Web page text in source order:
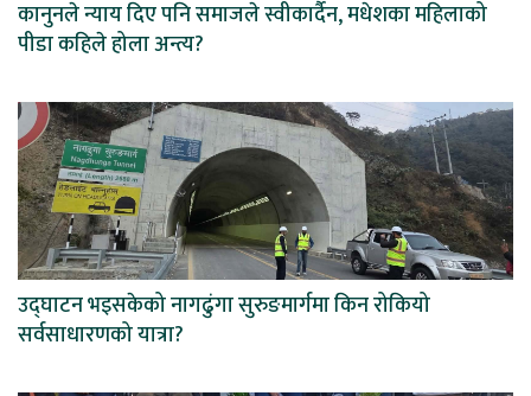
कानुनले न्याय दिए पनि समाजले स्वीकार्दैन, मधेशका महिलाको
पीडा कहिले होला अन्त्य?
उद्घाटन भइसकेको नागढुंगा सुरुङमार्गमा किन रोकियो
सर्वसाधारणको यात्रा?